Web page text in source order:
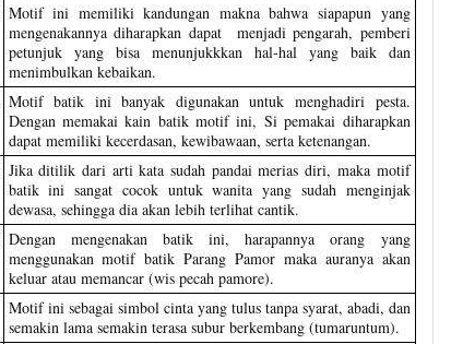
Motif ini memiliki kandungan makna bahwa siapapun yang
mengenakannya diharapkan dapat menjadi pengarah, pemberi
petunjuk yang bisa menunjukkkan hal-hal yang baik dan
menimbulkan kebaikan.
Motif batik ini banyak digunakan untuk menghadiri pesta.
Dengan memakai kain batik motif ini, Si pemakai diharapkan
dapat memiliki kecerdasan, kewibawaan, serta ketenangan.
Jika ditilik dari arti kata sudah pandai merias diri, maka motif
batik ini sangat cocok untuk wanita yang sudah menginjak
dewasa, sehingga dia akan lebih terlihat cantik.
Dengan mengenakan batik ini, harapannya orang yang
menggunakan motif batik Parang Pamor maka auranya akan
keluar atau memancar (wis pecah pamore).
Motif ini sebagai simbol cinta yang tulus tanpa syarat, abadi, dan
semakin lama semakin terasa subur berkembang (tumaruntum).